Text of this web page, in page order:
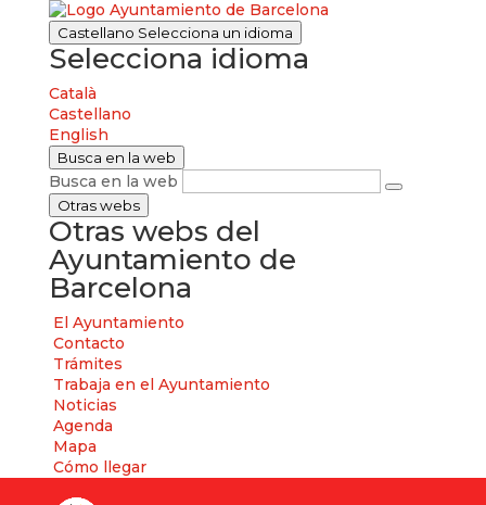
Castellano Selecciona un idioma
Selecciona idioma
Català
Castellano
English
Busca en la web
Busca en la web
Otras webs
Otras webs del
Ayuntamiento de
Barcelona
El Ayuntamiento
Contacto
Trámites
Trabaja en el Ayuntamiento
Noticias
Agenda
Mapa
Cómo llegar